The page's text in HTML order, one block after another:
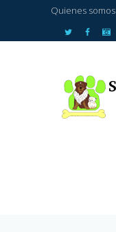
Quienes somos